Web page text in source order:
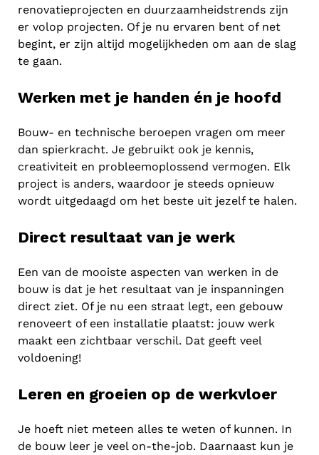
renovatieprojecten en duurzaamheidstrends zijn
er volop projecten. Of je nu ervaren bent of net
begint, er zijn altijd mogelijkheden om aan de slag
te gaan.
Werken met je handen én je hoofd
Bouw- en technische beroepen vragen om meer
dan spierkracht. Je gebruikt ook je kennis,
creativiteit en probleemoplossend vermogen. Elk
project is anders, waardoor je steeds opnieuw
wordt uitgedaagd om het beste uit jezelf te halen.
Direct resultaat van je werk
Een van de mooiste aspecten van werken in de
bouw is dat je het resultaat van je inspanningen
direct ziet. Of je nu een straat legt, een gebouw
renoveert of een installatie plaatst: jouw werk
maakt een zichtbaar verschil. Dat geeft veel
voldoening!
Leren en groeien op de werkvloer
Je hoeft niet meteen alles te weten of kunnen. In
de bouw leer je veel on-the-job. Daarnaast kun je